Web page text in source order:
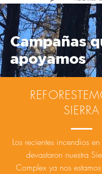
Campañas
apoyamos
SIERRA
Los recientes incendios
devastaron nuestra
Complex ya nos